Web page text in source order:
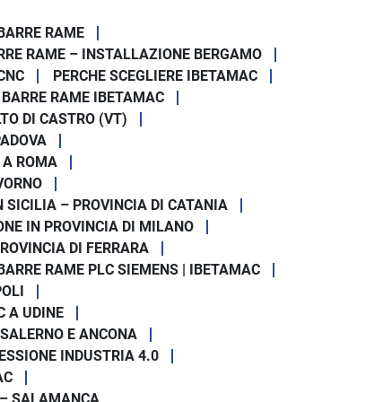
RAME
RAME – INSTALLAZIONE BERGAMO
PERCHE SCEGLIERE IBETAMAC
RAME IBETAMAC
DI CASTRO (VT)
ROMA
SICILIA – PROVINCIA DI CATANIA
IN PROVINCIA DI MILANO
DI FERRARA
RAME PLC SIEMENS | IBETAMAC
A UDINE
E ANCONA
INDUSTRIA 4.0